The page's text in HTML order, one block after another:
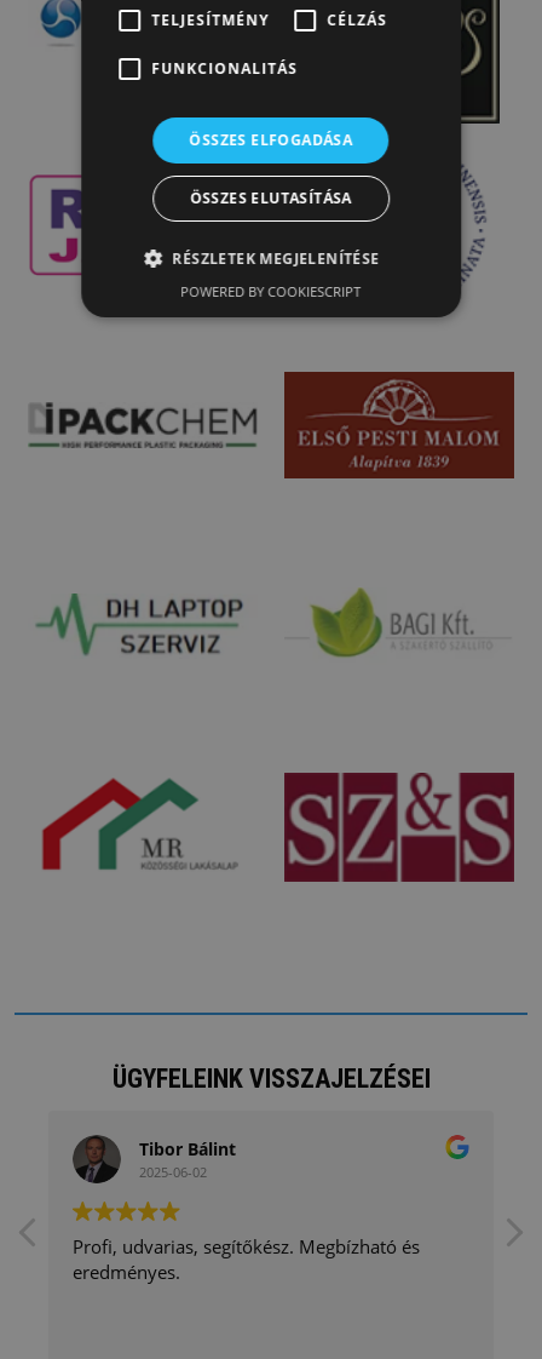
ÜGYFELEINK VISSZAJELZÉSEI
Tibor Bálint
2025-06-02
Profi, udvarias, segítőkész. Megbízható és
eredményes.
TELJESÍTMÉNY
CÉLZÁS
FUNKCIONALITÁS
ÖSSZES ELFOGADÁSA
ÖSSZES ELUTASÍTÁSA
RÉSZLETEK MEGJELENÍTÉSE
POWERED BY COOKIESCRIPT